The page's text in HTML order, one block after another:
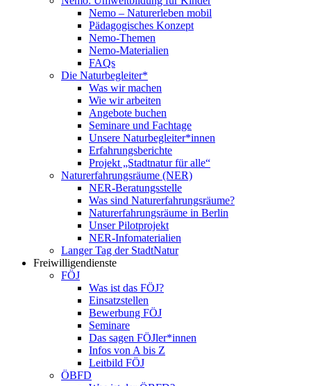
Nemo – Naturerleben mobil
Pädagogisches Konzept
Nemo-Themen
Nemo-Materialien
FAQs
Die Naturbegleiter*
Was wir machen
Wie wir arbeiten
Angebote buchen
Seminare und Fachtage
Unsere Naturbegleiter*innen
Erfahrungsberichte
Projekt „Stadtnatur für alle“
Naturerfahrungsräume (NER)
NER-Beratungsstelle
Was sind Naturerfahrungsräume?
Naturerfahrungsräume in Berlin
Unser Pilotprojekt
NER-Infomaterialien
Langer Tag der StadtNatur
Freiwilligendienste
FÖJ
Was ist das FÖJ?
Einsatzstellen
Bewerbung FÖJ
Seminare
Das sagen FÖJler*innen
Infos von A bis Z
Leitbild FÖJ
ÖBFD